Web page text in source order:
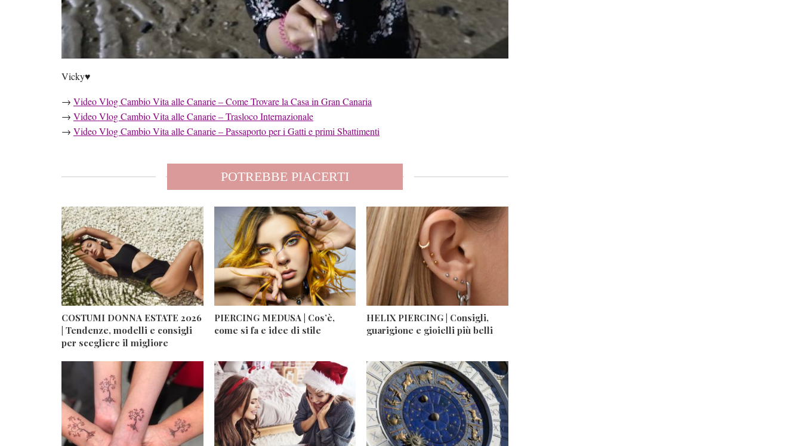
Vicky♥️
→ Video Vlog Cambio Vita alle Canarie – Come Trovare la Casa in Gran Canaria
→ Video Vlog Cambio Vita alle Canarie – Trasloco Internazionale
→ Video Vlog Cambio Vita alle Canarie – Passaporto per i Gatti e primi Sbattimenti
POTREBBE PIACERTI
COSTUMI DONNA ESTATE 2026
| Tendenze, modelli e consigli
per scegliere il migliore
PIERCING MEDUSA | Cos’è,
come si fa e idee di stile
HELIX PIERCING | Consigli,
guarigione e gioielli più belli